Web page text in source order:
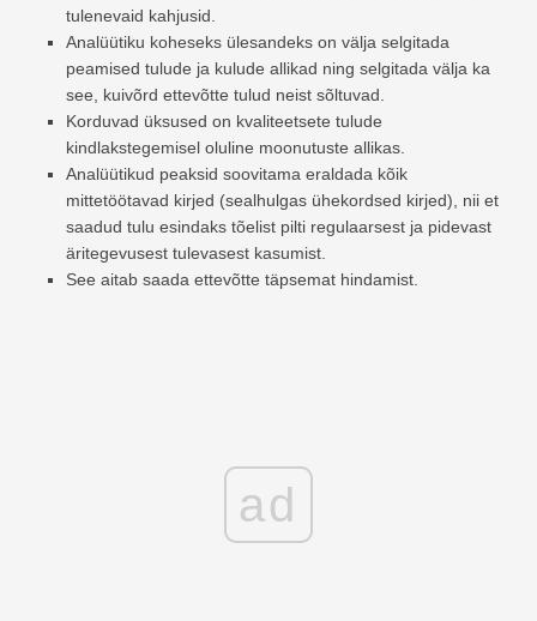
tulenevaid kahjusid.
Analüütiku koheseks ülesandeks on välja selgitada
peamised tulude ja kulude allikad ning selgitada välja ka
see, kuivõrd ettevõtte tulud neist sõltuvad.
Korduvad üksused on kvaliteetsete tulude
kindlakstegemisel oluline moonutuste allikas.
Analüütikud peaksid soovitama eraldada kõik
mittetöötavad kirjed (sealhulgas ühekordsed kirjed), nii et
saadud tulu esindaks tõelist pilti regulaarsest ja pidevast
äritegevusest tulevasest kasumist.
See aitab saada ettevõtte täpsemat hindamist.
ad